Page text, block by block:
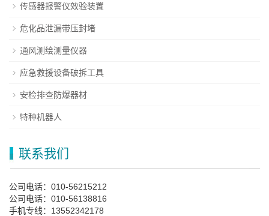
传感器报警仪效验装置
危化品泄漏带压封堵
通风测绘测量仪器
应急救援设备破拆工具
安检排查防爆器材
特种机器人
联系我们
公司电话：010-56215212
公司电话：010-56138816
手机专线：13552342178